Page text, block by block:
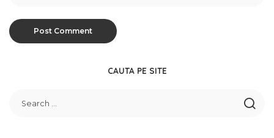
CAUTA PE SITE